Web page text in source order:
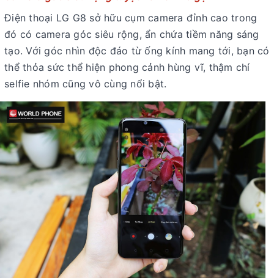
Điện thoại LG G8 sở hữu cụm camera đỉnh cao trong
đó có camera góc siêu rộng, ẩn chứa tiềm năng sáng
tạo. Với góc nhìn độc đáo từ ống kính mang tới, bạn có
thể thỏa sức thể hiện phong cảnh hùng vĩ, thậm chí
selfie nhóm cũng vô cùng nổi bật.